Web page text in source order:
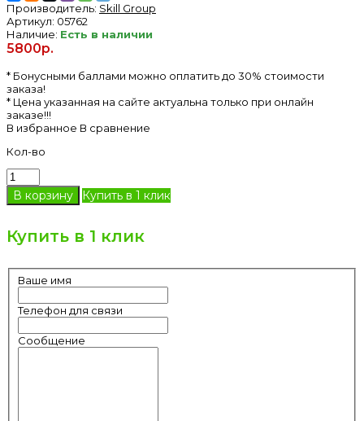
Производитель: Skill Group
Артикул: 05762
Наличие: Есть в наличии
5800р.
* Бонусными баллами можно оплатить до 30% стоимости
заказа!
* Цена указанная на сайте актуальна только при онлайн
заказе!!!
В избранное В сравнение
Кол-во
Купить в 1 клик
Купить в 1 клик
Ваше имя
Телефон для связи
Сообщение